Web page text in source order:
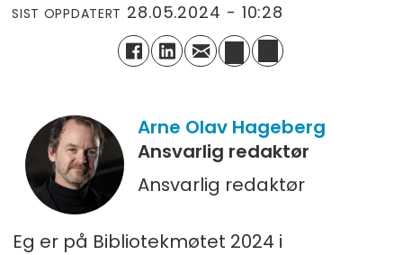
SIST OPPDATERT 28.05.2024 - 10:28
Arne Olav Hageberg
Ansvarlig redaktør
Ansvarlig redaktør
Eg er på Bibliotekmøtet 2024 i